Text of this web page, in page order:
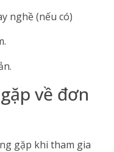
nghề (nếu có)
về đơn
gặp khi tham gia